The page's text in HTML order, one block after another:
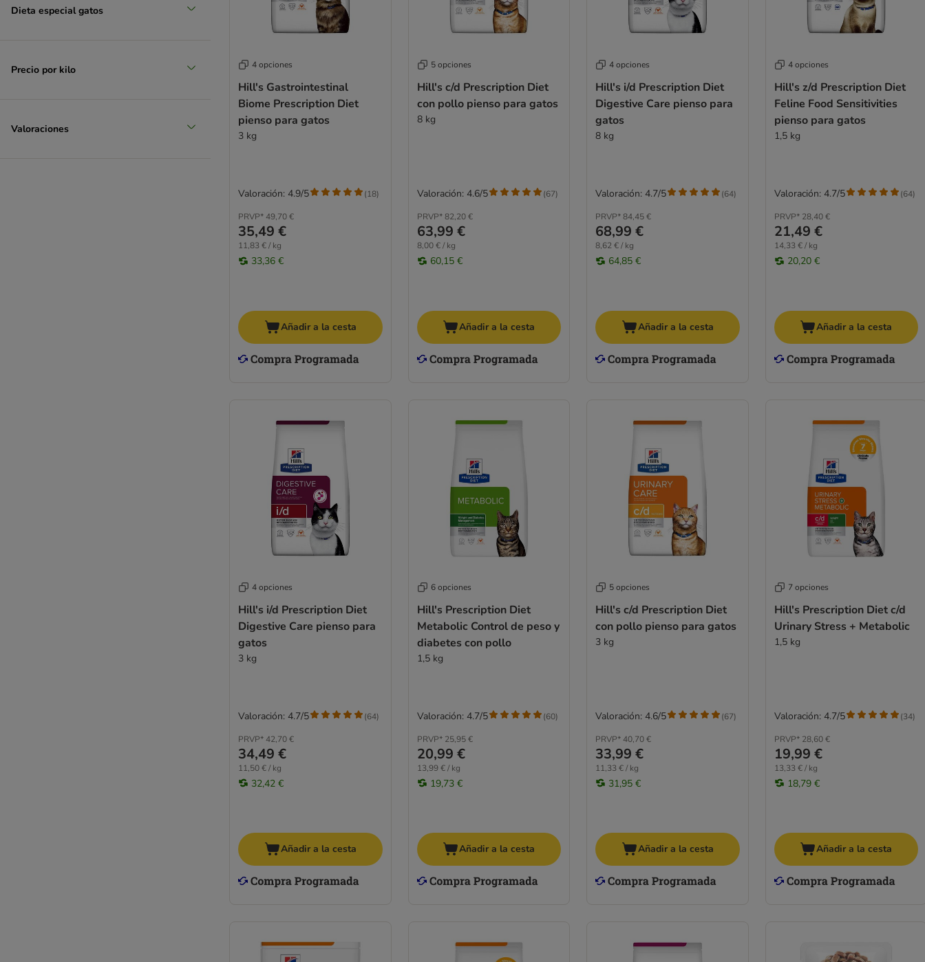
Wiejska Zagroda
Thrive PremiumPlus
Whiskas
Dieta especial gatos
Precio por kilo
Valoraciones
4 opciones
Hill's Gastrointestinal
Biome Prescription Diet
pienso para gatos
3 kg
PRVP*49,70 €
35,49 €
11,83 € / kg
33,36 €
Valoración: 4.9/5 (18)
Añadir a la cesta
5 opciones
Hill's c/d Prescription Diet
con pollo pienso para gatos
8 kg
PRVP* 82,20 €
63,99 €
8,00 € / kg
60,15 €
Valoración: 4.6/5 (67)
Añadir a la cesta
4 opciones
Hill's i/d Prescription Diet
Digestive Care pienso para
gatos
8 kg
PRVP*84,45 €
68,99 €
8,62 € / kg
64,85 €
Valoración: 4.7/5 (64)
Añadir a la cesta
4 opciones
Hill's z/d Prescription Diet
Feline Food Sensitivities
pienso para gatos
1,5 kg
PRVP* 28,40 €
21,49 €
14,33 € / kg
20,20 €
Valoración: 4.7/5 (64)
Añadir a la cesta
4 opciones
Hill's i/d Prescription Diet
Digestive Care pienso para
gatos
3 kg
PRVP*42,70 €
34,49 €
11,50 € / kg
32,42 €
Valoración: 4.7/5 (64)
Añadir a la cesta
6 opciones
Hill's Prescription Diet
Metabolic Control de peso y
diabetes con pollo
1,5 kg
PRVP* 25,95 €
20,99 €
13,99 € / kg
19,73 €
Valoración: 4.7/5 (60)
Añadir a la cesta
5 opciones
Hill's c/d Prescription Diet
con pollo pienso para gatos
3 kg
PRVP*40,70 €
33,99 €
11,33 € / kg
31,95 €
Valoración: 4.6/5 (67)
Añadir a la cesta
7 opciones
Hill's Prescription Diet c/d
Urinary Stress + Metabolic
1,5 kg
PRVP* 28,60 €
19,99 €
13,33 € / kg
18,79 €
Valoración: 4.7/5 (34)
Añadir a la cesta